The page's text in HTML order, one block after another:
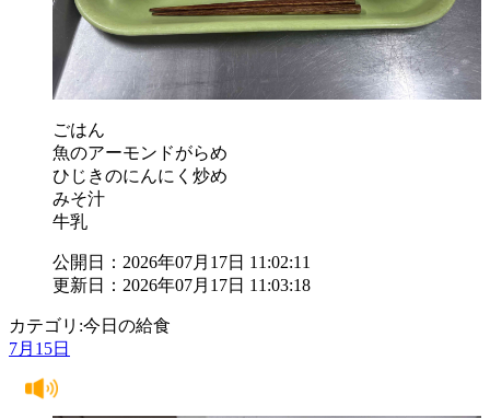
ごはん
魚のアーモンドがらめ
ひじきのにんにく炒め
みそ汁
牛乳
公開日：2026年07月17日 11:02:11
更新日：2026年07月17日 11:03:18
カテゴリ:今日の給食
7月15日